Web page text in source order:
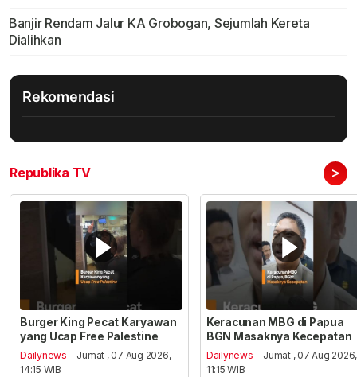
Banjir Rendam Jalur KA Grobogan, Sejumlah Kereta
Dialihkan
Rekomendasi
Republika TV >
Burger King Pecat Karyawan
yang Ucap Free Palestine
Dailynews - Jumat , 07 Aug 2026,
14:15 WIB
Keracunan MBG di Papua
BGN Masaknya Kecepatan
Dailynews - Jumat , 07 Aug 2026,
11:15 WIB